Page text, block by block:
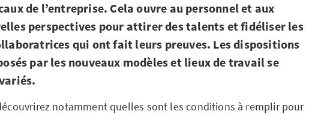
de l’entreprise. Cela ouvre au personnel et aux
perspectives pour attirer des talents et fidéliser les
qui ont fait leurs preuves. Les dispositions
par les nouveaux modèles et lieux de travail se
notamment quelles sont les conditions à remplir pour